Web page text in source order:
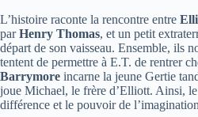
L’histoire raconte la rencontre entre
parHenry Thomas, et un petit
départ de son vaisseau. Ensemble, ils
tentent de permettre à E.T. de rentrer
Barrymore incarne la jeune Gertie
joue Michael, le frère d’Elliott. Ainsi,
différence et le pouvoir de